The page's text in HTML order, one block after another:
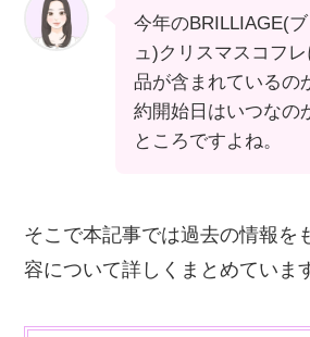
今年のBRILLIAGE(
ュ)クリスマスコフ
品が含まれているの
約開始日はいつなの
ところですよね。
そこで本記事では過去の情報を
容について詳しくまとめていま